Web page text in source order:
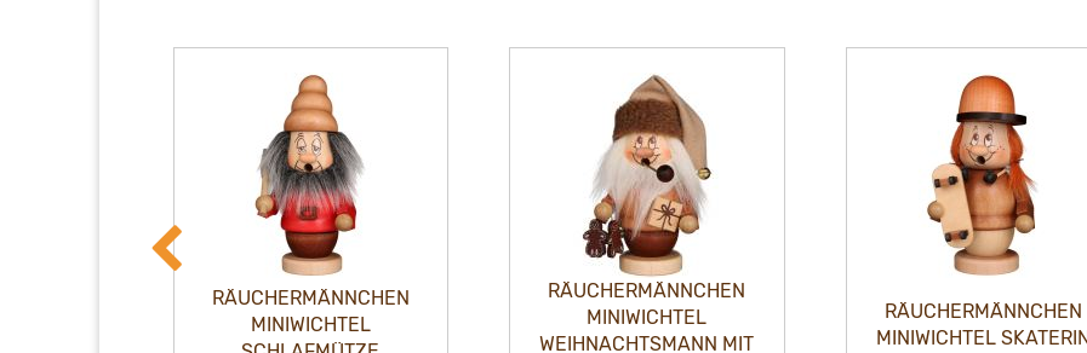
RÄUCHERMÄNNCHEN
MINIWICHTEL
WEIHNACHTSMANN MIT
RÄUCHERMÄNNCHEN
MINIWICHTEL SKATERIN
RÄUCHERMÄNNCHEN
MINIWICHTEL ROCKER